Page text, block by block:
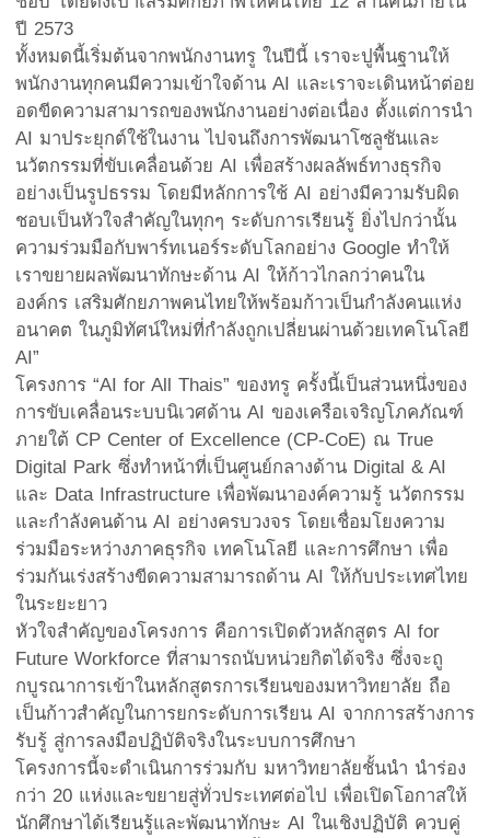
ปี 2573
ทั้งหมดนี้เริ่มต้นจากพนักงานทรู ในปีนี้ เราจะปูพื้นฐานให้
พนักงานทุกคนมีความเข้าใจด้าน AI และเราจะเดินหน้าต่อย
อดขีดความสามารถของพนักงานอย่างต่อเนื่อง ตั้งแต่การนำ
AI มาประยุกต์ใช้ในงาน ไปจนถึงการพัฒนาโซลูชันและ
นวัตกรรมที่ขับเคลื่อนด้วย AI เพื่อสร้างผลลัพธ์ทางธุรกิจ
อย่างเป็นรูปธรรม โดยมีหลักการใช้ AI อย่างมีความรับผิด
ชอบเป็นหัวใจสำคัญในทุกๆ ระดับการเรียนรู้ ยิ่งไปกว่านั้น
ความร่วมมือกับพาร์ทเนอร์ระดับโลกอย่าง Google ทำให้
เราขยายผลพัฒนาทักษะด้าน AI ให้ก้าวไกลกว่าคนใน
องค์กร เสริมศักยภาพคนไทยให้พร้อมก้าวเป็นกำลังคนแห่ง
อนาคต ในภูมิทัศน์ใหม่ที่กำลังถูกเปลี่ยนผ่านด้วยเทคโนโลยี
AI”
โครงการ “AI for All Thais” ของทรู ครั้งนี้เป็นส่วนหนึ่งของ
การขับเคลื่อนระบบนิเวศด้าน AI ของเครือเจริญโภคภัณฑ์
ภายใต้ CP Center of Excellence (CP-CoE) ณ True
Digital Park ซึ่งทำหน้าที่เป็นศูนย์กลางด้าน Digital & AI
และ Data Infrastructure เพื่อพัฒนาองค์ความรู้ นวัตกรรม
และกำลังคนด้าน AI อย่างครบวงจร โดยเชื่อมโยงความ
ร่วมมือระหว่างภาคธุรกิจ เทคโนโลยี และการศึกษา เพื่อ
ร่วมกันเร่งสร้างขีดความสามารถด้าน AI ให้กับประเทศไทย
ในระยะยาว
หัวใจสำคัญของโครงการ คือการเปิดตัวหลักสูตร AI for
Future Workforce ที่สามารถนับหน่วยกิตได้จริง ซึ่งจะถู
กบูรณาการเข้าในหลักสูตรการเรียนของมหาวิทยาลัย ถือ
เป็นก้าวสำคัญในการยกระดับการเรียน AI จากการสร้างการ
รับรู้ สู่การลงมือปฏิบัติจริงในระบบการศึกษา
โครงการนี้จะดำเนินการร่วมกับ มหาวิทยาลัยชั้นนำ นำร่อง
กว่า 20 แห่งและขยายสู่ทั่วประเทศต่อไป เพื่อเปิดโอกาสให้
นักศึกษาได้เรียนรู้และพัฒนาทักษะ AI ในเชิงปฏิบัติ ควบคู่